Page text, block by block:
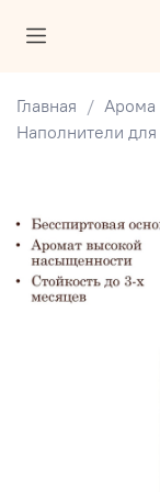
Главная
Арома
Наполнители